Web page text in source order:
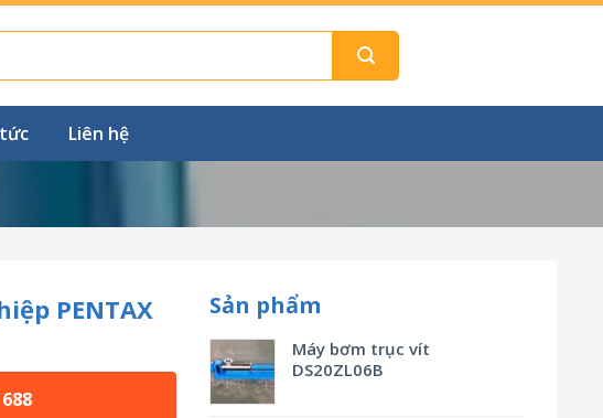
Liên hệ
Sản phẩm
Máy bơm trục vít
DS20ZL06B
PENTAX